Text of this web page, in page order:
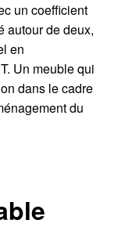
un coefficient
autour de deux,
en
Un meuble qui
dans le cadre
du